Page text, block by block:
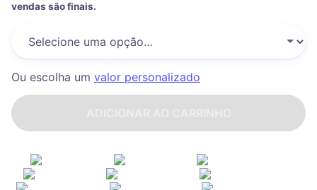
vendas são finais.
Ou escolha um valor personalizado